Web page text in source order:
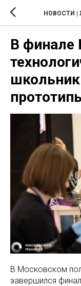
НОВОСТИ |
В финале
В Московском
завершился